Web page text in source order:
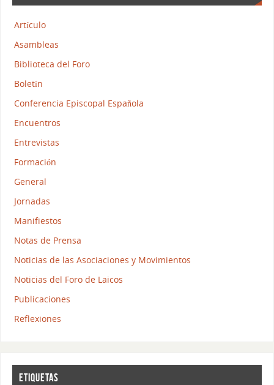
Artículo
Asambleas
Biblioteca del Foro
Boletín
Conferencia Episcopal Española
Encuentros
Entrevistas
Formación
General
Jornadas
Manifiestos
Notas de Prensa
Noticias de las Asociaciones y Movimientos
Noticias del Foro de Laicos
Publicaciones
Reflexiones
ETIQUETAS